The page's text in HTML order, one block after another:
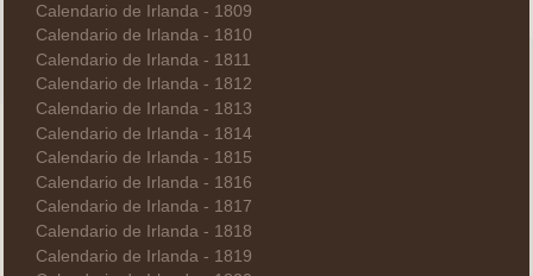
Calendario de Irlanda - 1809
Calendario de Irlanda - 1810
Calendario de Irlanda - 1811
Calendario de Irlanda - 1812
Calendario de Irlanda - 1813
Calendario de Irlanda - 1814
Calendario de Irlanda - 1815
Calendario de Irlanda - 1816
Calendario de Irlanda - 1817
Calendario de Irlanda - 1818
Calendario de Irlanda - 1819